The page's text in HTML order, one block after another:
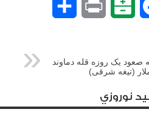
Facebook
Balatarin
Print
صعود یک روزه قله دماوند
(تیغه شرقی)
نوروزي